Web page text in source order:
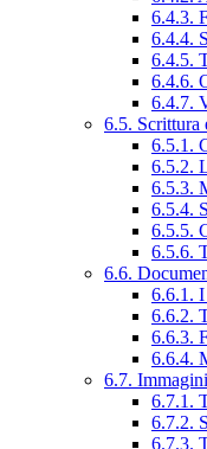
6.4.3.
6.4.4.
6.4.5.
6.4.6.
6.4.7.
6.5. Scrittura
6.5.1.
6.5.2.
6.5.3.
6.5.4.
6.5.5.
6.5.6.
6.6.
6.6.1.
6.6.2.
6.6.3.
6.6.4.
6.7.
6.7.1.
6.7.2.
6.7.3.